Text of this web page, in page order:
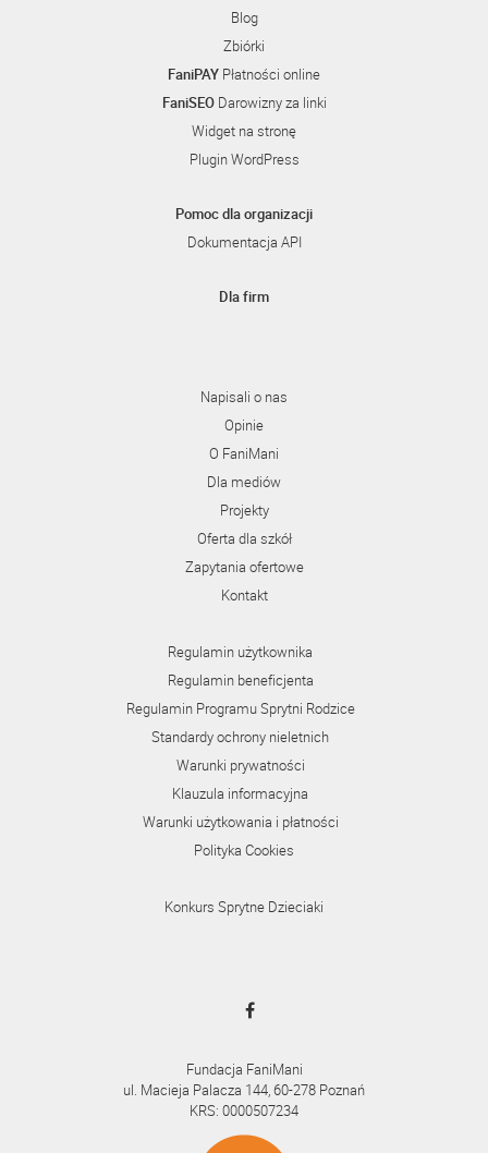
Blog
Zbiórki
FaniPAY Płatności online
FaniSEODarowizny za linki
Widget na stronę
Plugin WordPress
Pomoc dla organizacji
Dokumentacja API
Dla firm
Napisali o nas
Opinie
O FaniMani
Dla mediów
Projekty
Oferta dla szkół
Zapytania ofertowe
Kontakt
Regulamin użytkownika
Regulamin beneficjenta
Regulamin Programu Sprytni Rodzice
Standardy ochrony nieletnich
Warunki prywatności
Klauzula informacyjna
Warunki użytkowania i płatności
Polityka Cookies
Konkurs Sprytne Dzieciaki
Fundacja FaniMani
ul. Macieja Palacza 144, 60-278 Poznań
KRS: 0000507234